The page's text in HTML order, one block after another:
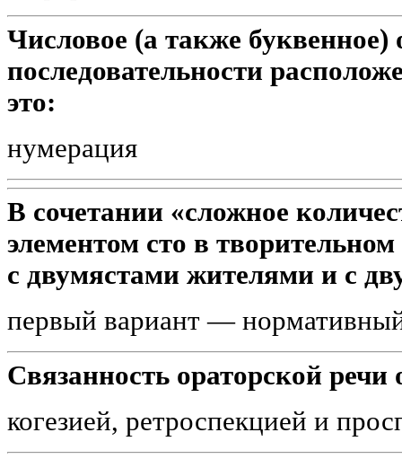
Числовое (а также буквенное)
последовательности
это:
нумерация
В сочетании «сложное
элементом сто в
с двумястами жителями и с
первый вариант —
Связанность ораторской речи
когезией, ретроспекцией и